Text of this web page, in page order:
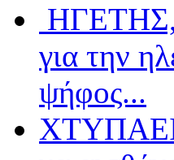
ΗΓΕΤΗΣ,
για την
ψήφος...